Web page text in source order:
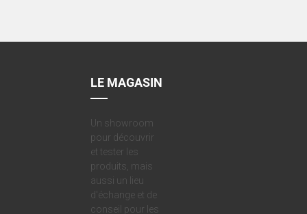
LE MAGASIN
Un showroom
pour découvrir
et tester les
produits, mais
aussi un lieu
d'échange et de
conseil pour les